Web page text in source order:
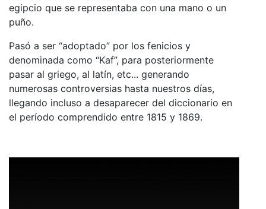
egipcio que se representaba con una mano o un
puño.
Pasó a ser “adoptado” por los fenicios y
denominada como “Kaf”, para posteriormente
pasar al griego, al latín, etc... generando
numerosas controversias hasta nuestros días,
llegando incluso a desaparecer del diccionario en
el período comprendido entre 1815 y 1869.